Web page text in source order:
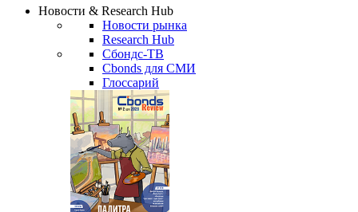
Новости & Research Hub
Новости рынка
Research Hub
Сбондс-ТВ
Cbonds для СМИ
Глоссарий